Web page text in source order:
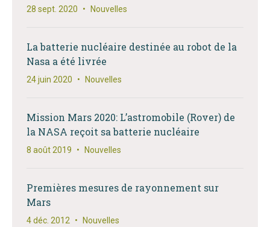
28 sept. 2020 • Nouvelles
La batterie nucléaire destinée au robot de la
Nasa a été livrée
24 juin 2020 • Nouvelles
Mission Mars 2020: L’astromobile (Rover) de
la NASA reçoit sa batterie nucléaire
8 août 2019 • Nouvelles
Premières mesures de rayonnement sur
Mars
4 déc. 2012 • Nouvelles